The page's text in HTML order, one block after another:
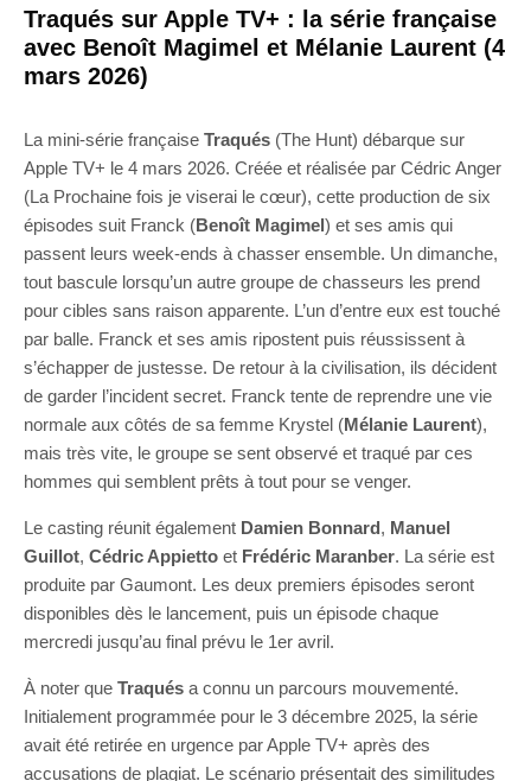
Traqués sur Apple TV+ : la série française
avec Benoît Magimel et Mélanie Laurent (4
mars 2026)
La mini-série française Traqués (The Hunt) débarque sur
Apple TV+ le 4 mars 2026. Créée et réalisée par Cédric Anger
(La Prochaine fois je viserai le cœur), cette production de six
épisodes suit Franck (Benoît Magimel) et ses amis qui
passent leurs week-ends à chasser ensemble. Un dimanche,
tout bascule lorsqu’un autre groupe de chasseurs les prend
pour cibles sans raison apparente. L’un d’entre eux est touché
par balle. Franck et ses amis ripostent puis réussissent à
s’échapper de justesse. De retour à la civilisation, ils décident
de garder l’incident secret. Franck tente de reprendre une vie
normale aux côtés de sa femme Krystel (Mélanie Laurent),
mais très vite, le groupe se sent observé et traqué par ces
hommes qui semblent prêts à tout pour se venger.
Le casting réunit également Damien Bonnard, Manuel
Guillot, Cédric Appietto et Frédéric Maranber. La série est
produite par Gaumont. Les deux premiers épisodes seront
disponibles dès le lancement, puis un épisode chaque
mercredi jusqu’au final prévu le 1er avril.
À noter que Traqués a connu un parcours mouvementé.
Initialement programmée pour le 3 décembre 2025, la série
avait été retirée en urgence par Apple TV+ après des
accusations de plagiat. Le scénario présentait des similitudes